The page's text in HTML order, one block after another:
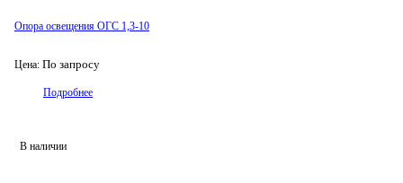
Опора освещения ОГС 1,3-10
Цена: По запросу
Подробнее
В наличии